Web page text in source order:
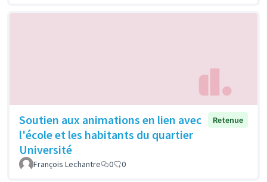
Soutien aux animations en lien avec
l'école et les habitants du quartier
Université
Retenue
François Lechantre 0 0